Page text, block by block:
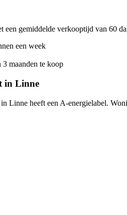
een gemiddelde verkooptijd van 60
een week
maanden te koop
in Linne
in Linne heeft een A-energielabel.